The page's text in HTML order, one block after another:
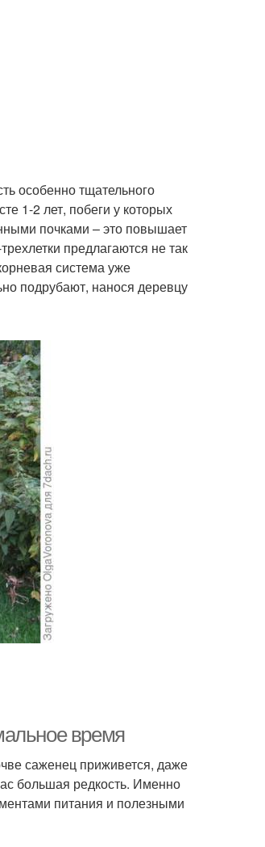
особенно тщательного
1-2 лет, побеги у которых
почками – это повышает
предлагаются не так
система уже
подрубают, нанося деревцу
время
саженец приживется, даже
большая редкость. Именно
питания и полезными